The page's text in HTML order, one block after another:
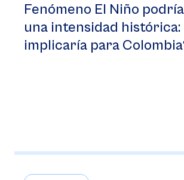
Fenómeno El Niño
una intensidad histórica:
implicaría para